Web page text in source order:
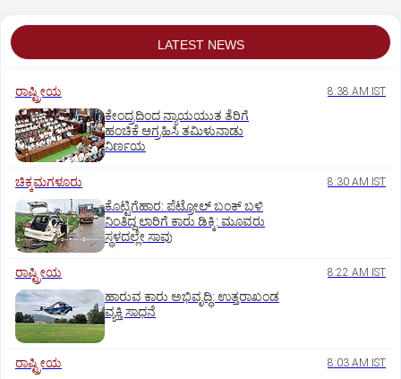
LATEST NEWS
ರಾಷ್ಟ್ರೀಯ 8:38 AM IST
ಕೇಂದ್ರದಿಂದ ನ್ಯಾಯಯುತ ತೆರಿಗೆ
ಹಂಚಿಕೆ ಆಗ್ರಹಿಸಿ ತಮಿಳುನಾಡು
ನಿರ್ಣಯ
ಚಿಕ್ಕಮಗಳೂರು 8:30 AM IST
ಕೊಟ್ಟಿಗೆಹಾರ: ಪೆಟ್ರೋಲ್ ಬಂಕ್ ಬಳಿ
ನಿಂತಿದ್ದ ಲಾರಿಗೆ ಕಾರು ಡಿಕ್ಕಿ: ಮೂವರು
ಸ್ಥಳದಲ್ಲೇ ಸಾವು
ರಾಷ್ಟ್ರೀಯ 8:22 AM IST
ಹಾರುವ ಕಾರು ಅಭಿವೃದ್ಧಿ: ಉತ್ತರಾಖಂಡ
ವ್ಯಕ್ತಿ ಸಾಧನೆ
ರಾಷ್ಟ್ರೀಯ 8:03 AM IST